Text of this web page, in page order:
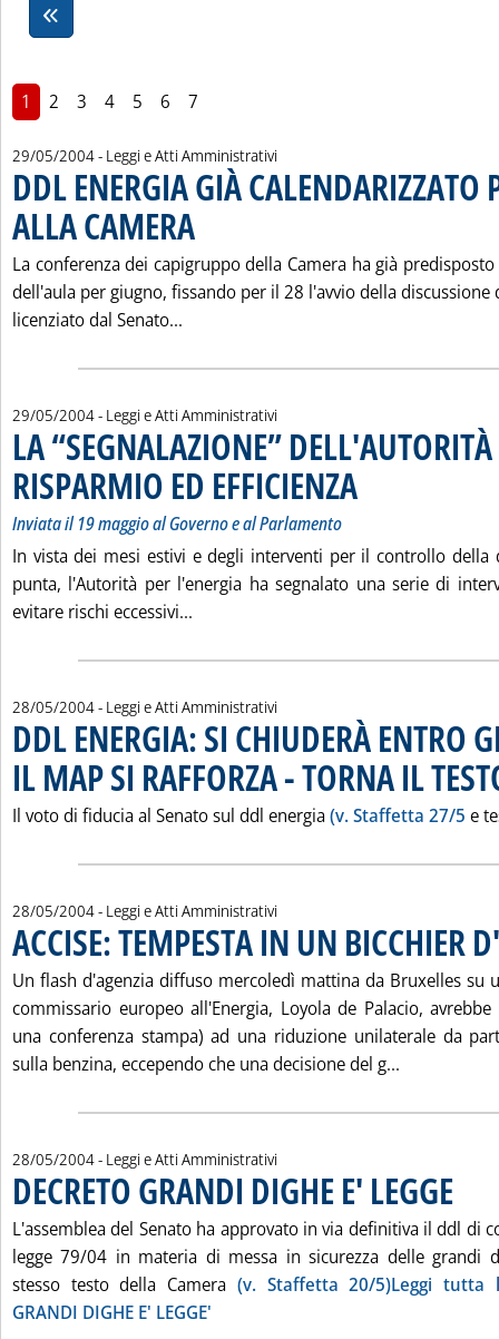
1 2 3 4 5 6 7
29/05/2004- Leggi e Atti Amministrativi
DDL ENERGIA GIÀ
ALLA CAMERA
La conferenza dei capigruppo della Camera ha già
dell'aula per giugno, fissando per il 28 l'avvio della discussione
licenziato dal Senato...
29/05/2004- Leggi e Atti Amministrativi
LA “SEGNALAZIONE”
RISPARMIO ED EFFICIENZA
Inviata il 19 maggio al Governo e al Parlamento
In vista dei mesi estivi e degli interventi per il controllo della
punta, l'Autorità per l'energia ha segnalato una serie di
evitare rischi eccessivi...
28/05/2004- Leggi e Atti Amministrativi
DDL ENERGIA: SI CHIUDERÀ ENTRO
IL MAP SI RAFFORZA - TORNA IL
Il voto di fiducia al Senato sul ddl energia(v. Staffetta 27/5 e
28/05/2004- Leggi e Atti Amministrativi
ACCISE: TEMPESTA IN UN BICCHIER
Un flash d'agenzia diffuso mercoledì mattina da Bruxelles su
commissario europeo all'Energia, Loyola de Palacio,
una conferenza stampa) ad una riduzione unilaterale da
sulla benzina, eccependo che una decisione del g...
28/05/2004- Leggi e Atti Amministrativi
DECRETO GRANDI DIGHE E' LEGGE
L'assemblea del Senato ha approvato in via definitiva il ddl di
legge 79/04 in materia di messa in sicurezza delle grandi
stesso testo della Camera (v. Staffetta 20/5)Leggi tutta
GRANDI DIGHE E' LEGGE'